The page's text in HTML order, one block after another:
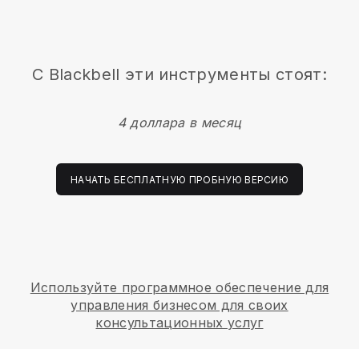
С Blackbell эти инструменты стоят:
4 доллара в месяц
НАЧАТЬ БЕСПЛАТНУЮ ПРОБНУЮ ВЕРСИЮ
Используйте программное обеспечение для
управления бизнесом для своих
консультационных услуг